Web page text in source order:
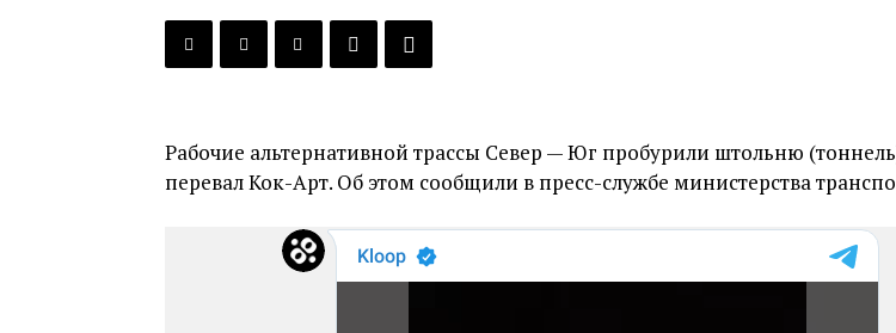
Кыргызстана
Рабочие альтернативной трассы Север — Юг пробурили штольню
перевал Кок-Арт. Об этом сообщили в пресс-службе министерства